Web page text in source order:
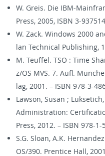
W. Greis. Die IBM-
Press, 2005, ISBN 3-
W. Zack. Win­dows 2000
lan Tech­ni­cal Pub­lish­ing,
M. Teuf­fel. TSO : Time
z/OS MVS. 7. Aufl.
lag, 2001. – ISBN 978-3-
Law­son, Susan ;
Ad­min­is­tra­tion:
Press, 2012. – ISBN 978-
S.G. Sloan, A.K.
OS/390. Pren­tice Hall,